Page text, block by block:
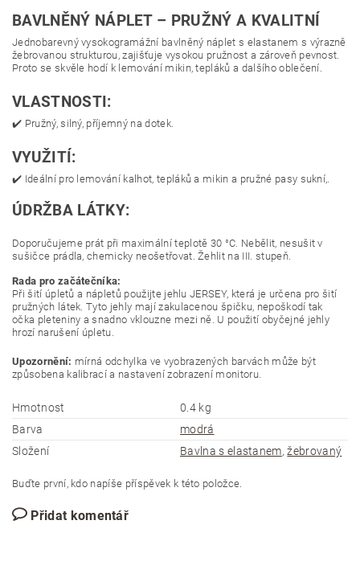
BAVLNĚNÝ NÁPLET – PRUŽNÝ A KVALITNÍ
Jednobarevný vysokogramážní bavlněný náplet s elastanem s výrazně
žebrovanou strukturou, zajišťuje vysokou pružnost a zároveň pevnost.
Proto se skvěle hodí k lemování mikin, tepláků a dalšího oblečení.
VLASTNOSTI:
✔️ Pružný, silný, příjemný na dotek.
VYUŽITÍ:
✔️ Ideální pro lemování kalhot, tepláků a mikin a pružné pasy sukní,.
ÚDRŽBA LÁTKY:
Doporučujeme prát při maximální teplotě 30 °C. Nebělit, nesušit v
sušičce prádla, chemicky neošetřovat. Žehlit na III. stupeň.
Rada pro začátečníka:
Při šití úpletů a nápletů použijte jehlu JERSEY, která je určena pro šití
pružných látek. Tyto jehly mají zakulacenou špičku, nepoškodí tak
očka pleteniny a snadno vklouzne mezi ně. U použití obyčejné jehly
hrozí narušení úpletu.
Upozornění: mírná odchylka ve vyobrazených barvách může být
způsobena kalibrací a nastavení zobrazení monitoru.
Hmotnost
0.4 kg
Barva
modrá
Složení
Bavlna s elastanem,žebrovaný
Buďte první, kdo napíše příspěvek k této položce.
Přidat komentář